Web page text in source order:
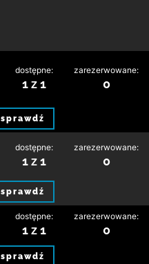
dostępne:
1 z 1
zarezerwowane:
0
sprawdź
dostępne:
1 z 1
zarezerwowane:
0
sprawdź
dostępne:
1 z 1
zarezerwowane:
0
sprawdź